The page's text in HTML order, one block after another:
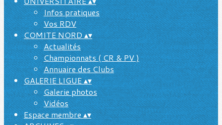
Infos pratiques
Vos RDV
COMITE NORD▴▾
Actualités
Championnats ( CR & PV )
Annuaire des Clubs
GALERIE LIGUE▴▾
Galerie photos
Vidéos
Espace membre▴▾